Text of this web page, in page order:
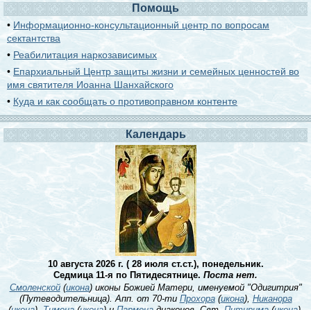
Помощь
• Информационно-консультационный центр по вопросам
сектантства
• Реабилитация наркозависимых
• Епархиальный Центр защиты жизни и семейных ценностей во
имя святителя Иоанна Шанхайского
• Куда и как сообщать о противоправном контенте
Календарь
10 августа 2026 г. ( 28 июля ст.ст.), понедельник.
Седмица 11-я по Пятидесятнице. Поста нет.
Смоленской(икона) иконы Божией Матери, именуемой "Одигитрия"
(Путеводительница). Апп. от 70-ти Прохора(икона), Никанора